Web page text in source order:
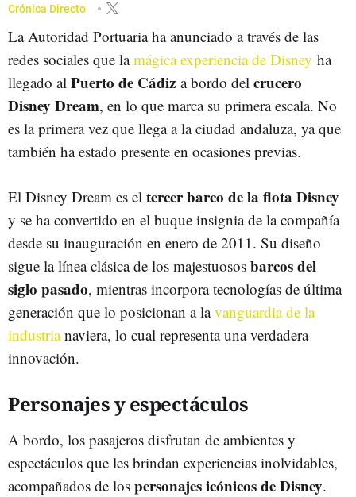
Crónica Directo
La Autoridad Portuaria ha anunciado a través de las
redes sociales que lamágica experiencia de Disney ha
llegado al Puerto de Cádiz a bordo del crucero
Disney Dream, en lo que marca su primera escala. No
es la primera vez que llega a la ciudad andaluza, ya que
también ha estado presente en ocasiones previas.
El Disney Dream es el tercer barco de la flota Disney
y se ha convertido en el buque insignia de la compañía
desde su inauguración en enero de 2011. Su diseño
sigue la línea clásica de los majestuosos barcos del
siglo pasado, mientras incorpora tecnologías de última
generación que lo posicionan a lavanguardia de la
industrianaviera, lo cual representa una verdadera
innovación.
Personajes y espectáculos
A bordo, los pasajeros disfrutan de ambientes y
espectáculos que les brindan experiencias inolvidables,
acompañados de los personajes icónicos de Disney.